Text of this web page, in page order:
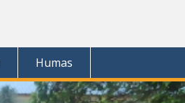
Humas